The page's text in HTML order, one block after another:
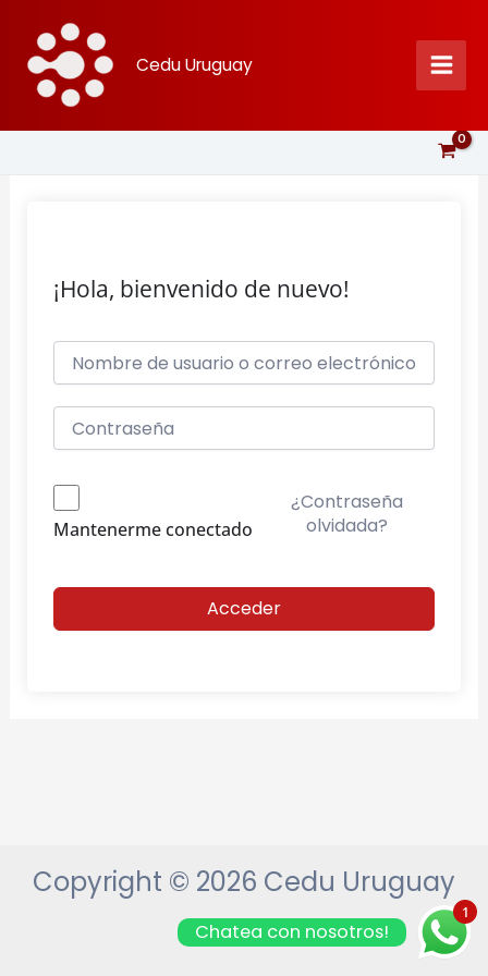
contenido
Cedu Uruguay
¡Hola, bienvenido de nuevo!
Mantenerme conectado
¿Contraseña
olvidada?
Acceder
Copyright © 2026 Cedu Uruguay
1
Chatea con nosotros!